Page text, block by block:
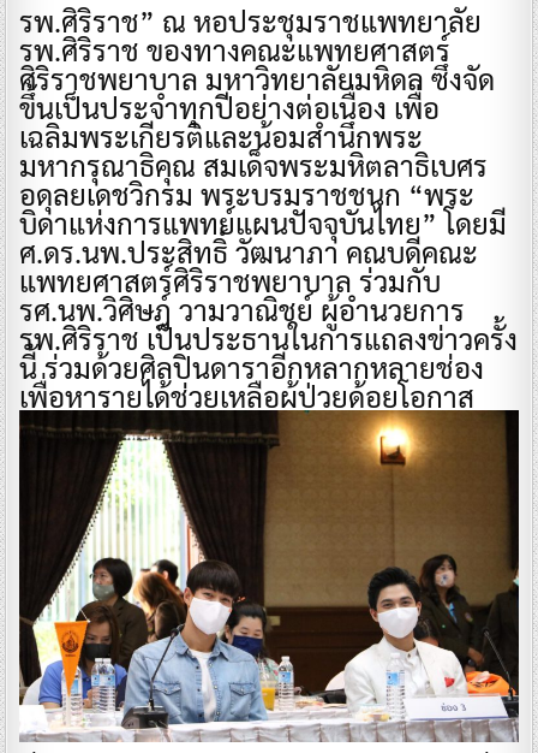
รพ.ศิริราช” ณ หอประชุมราชแพทยาลัย
รพ.ศิริราช ของทางคณะแพทยศาสตร์
ศิริราชพยาบาล มหาวิทยาลัยมหิดล ซึ่งจัด
ขึ้นเป็นประจำทุกปีอย่างต่อเนื่อง เพื่อ
เฉลิมพระเกียรติและน้อมสำนึกพระ
มหากรุณาธิคุณ สมเด็จพระมหิตลาธิเบศร
อดุลยเดชวิกรม พระบรมราชชนก “พระ
บิดาแห่งการแพทย์แผนปัจจุบันไทย” โดยมี
ศ.ดร.นพ.ประสิทธิ์ วัฒนาภา คณบดีคณะ
แพทยศาสตร์ศิริราชพยาบาล ร่วมกับ
รศ.นพ.วิศิษฎ์ วามวาณิชย์ ผู้อำนวยการ
รพ.ศิริราช เป็นประธานในการแถลงข่าวครั้ง
นี้ ร่วมด้วยศิลปินดาราอีกหลากหลายช่อง
เพื่อหารายได้ช่วยเหลือผู้ป่วยด้อยโอกาส